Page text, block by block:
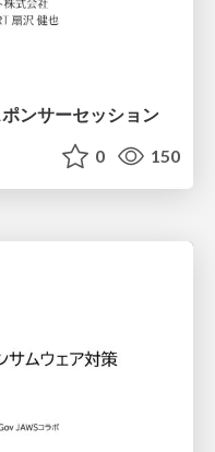
ンサーセッション
0 150